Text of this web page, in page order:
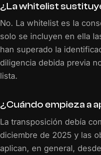
¿La whitelist
No. La whitelist es la
solo se incluyen en ella
han superado la
diligencia debida previa
lista.
¿Cuándo empieza a
La transposición debía
diciembre de 2025 y las
aplican, en general,